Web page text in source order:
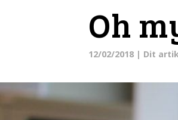
Oh
12/02/2018| Dit